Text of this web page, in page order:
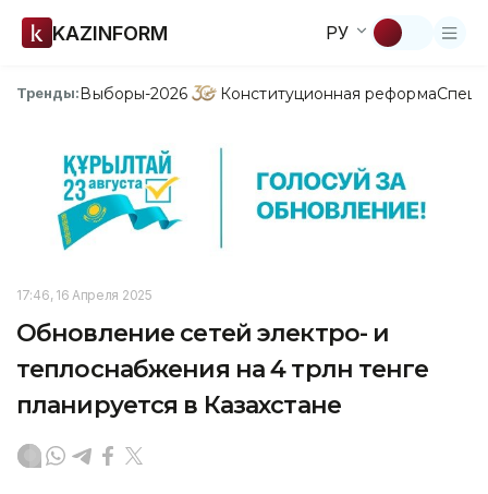
KAZINFORM РУ
Тренды:Выборы-2026 Конституционная реформа
17:46, 16 Апреля 2025
Обновление сетей электро- и
теплоснабжения на 4 трлн тенге
планируется в Казахстане